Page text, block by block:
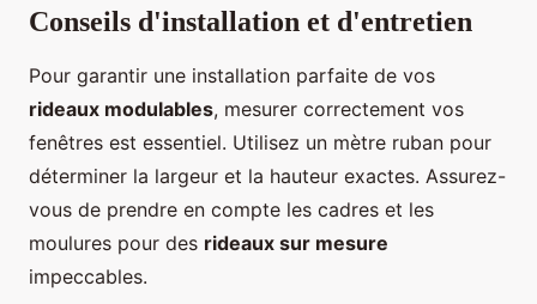
Conseils d'installation et d'entretien
Pour garantir une installation parfaite de vos
rideaux modulables, mesurer correctement vos
fenêtres est essentiel. Utilisez un mètre ruban pour
déterminer la largeur et la hauteur exactes. Assurez-
vous de prendre en compte les cadres et les
moulures pour des rideaux sur mesure
impeccables.